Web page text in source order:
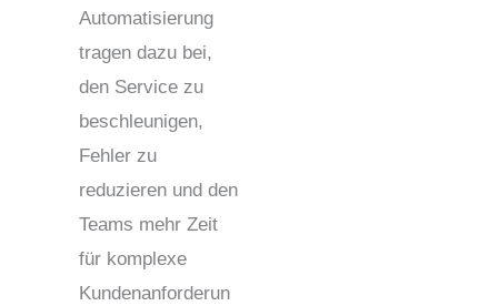
Automatisierung
tragen dazu bei,
den Service zu
beschleunigen,
Fehler zu
reduzieren und den
Teams mehr Zeit
für komplexe
Kundenanforderun